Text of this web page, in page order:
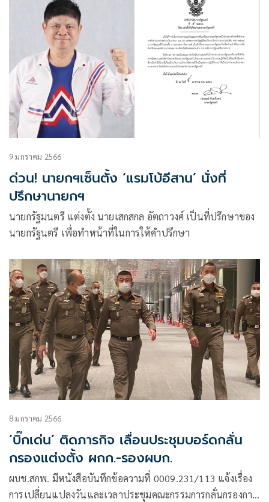
9 มกราคม 2566
ด่วน! นายกฯเซ็นตั้ง ‘แรมโบ้อีสาน’ นั่งที่
ปรึกษานายกฯ
นายกรัฐมนตรี แต่งตั้ง นายเสกสกล อัตถาวงศ์ เป็นที่ปรึกษาของ
นายกรัฐนตรี เพื่อทำหน้าที่ในการให้คำปรึกษา
8 มกราคม 2566
‘บิ๊กเด่น’ ติดภารกิจ เลื่อนประชุมบอร์ดกลั่น
กรองแต่งตั้ง ผกก.-รองผบก.
ผบช.สกพ. มีหนังสือบันทึกข้อความที่ 0009.231/113 แจ้งเรื่อง
การเปลี่ยนแปลงวันและเวลาประชุมคณะกรรมการกลั่นกรองการ